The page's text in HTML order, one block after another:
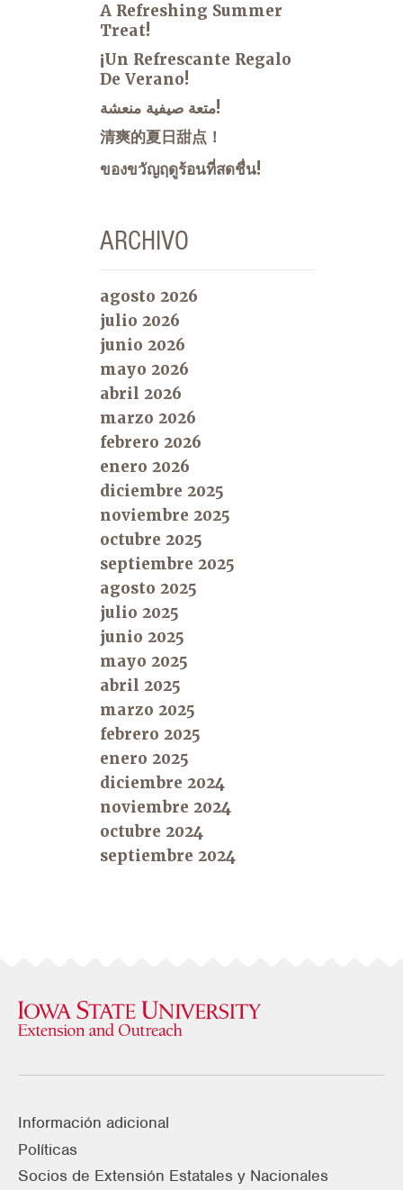
A Refreshing Summer
Treat!
¡Un Refrescante Regalo
De Verano!
متعة صيفية منعشة!
清爽的夏日甜点！
ของขวัญฤดูร้อนที่สดชื่น!
ARCHIVO
agosto 2026
julio 2026
junio 2026
mayo 2026
abril 2026
marzo 2026
febrero 2026
enero 2026
diciembre 2025
noviembre 2025
octubre 2025
septiembre 2025
agosto 2025
julio 2025
junio 2025
mayo 2025
abril 2025
marzo 2025
febrero 2025
enero 2025
diciembre 2024
noviembre 2024
octubre 2024
septiembre 2024
Información adicional
Políticas
Socios de Extensión Estatales y Nacionales